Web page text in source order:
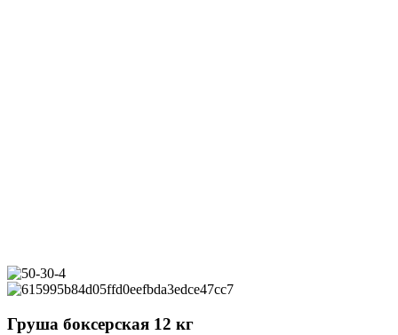
Груша боксерская 12 кг